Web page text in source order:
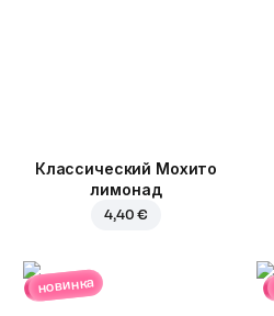
Классический Мохито
лимонад
4,40 €
новинка